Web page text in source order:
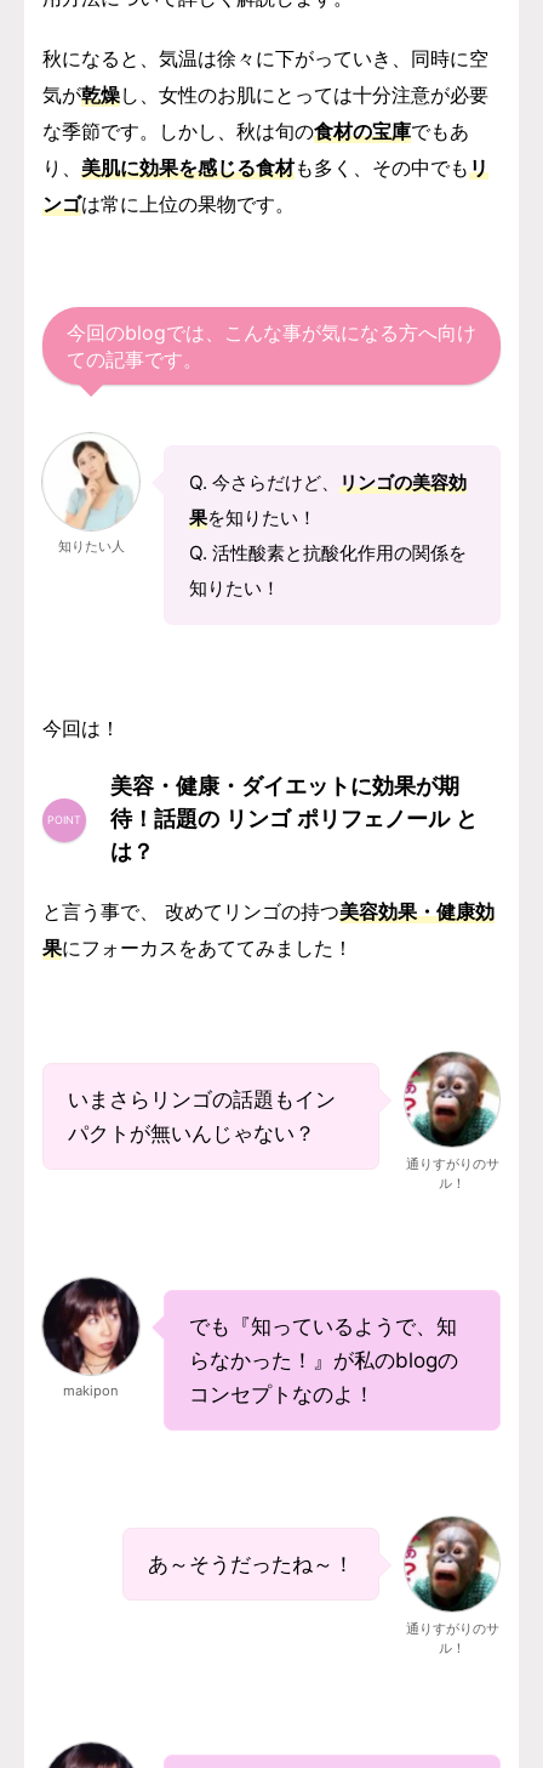
秋になると、気温は徐々に下がっていき、同時に空
気が乾燥し、女性のお肌にとっては十分注意が必要
な季節です。
しかし、秋は旬の食材の宝庫でもあ
り、 美肌に効果を感じる食材も多く、 その中でもリ
ンゴは常に上位の果物です。
今回のblogでは、こんな事が気になる方へ向け
ての記事です。
知りたい人
Q. 今さらだけど、 リンゴの美容効
果を知りたい！
Q. 活性酸素と抗酸化作用の関係を
知りたい！
今回は！
美容・健康・ダイエットに効果が期
待！話題の リンゴ ポリフェノール と
は？
と言う事で、 改めてリンゴの持つ美容効果・健康効
果にフォーカスをあててみました！
いまさらリンゴの話題もイン
パクトが無いんじゃない？
通りすがりのサ
ル！
makipon
でも『知っているようで、知
らなかった！』が私のblogの
コンセプトなのよ！
あ～そうだったね～！
通りすがりのサ
ル！